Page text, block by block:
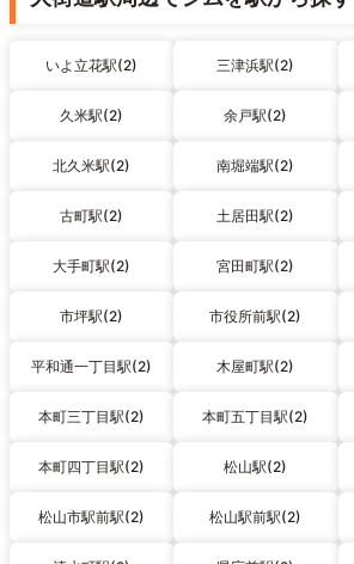
いよ立花駅(2) 三津浜駅(2)
久米駅(2) 余戸駅(2)
北久米駅(2) 南堀端駅(2)
古町駅(2) 土居田駅(2)
大手町駅(2) 宮田町駅(2)
市坪駅(2) 市役所前駅(2)
平和通一丁目駅(2) 木屋町駅(2)
本町三丁目駅(2) 本町五丁目駅(2)
本町四丁目駅(2) 松山駅(2)
松山市駅前駅(2) 松山駅前駅(2)